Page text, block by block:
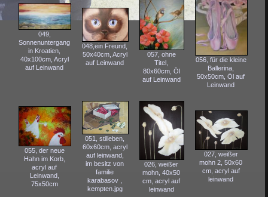
049,
Sonnenuntergang
in Kroatien,
40x100cm, Acryl
auf Leinwand
048,ein Freund,
50x40cm, Acryl
auf Leinwand
057, ohne
Titel,
80x60cm, Öl
auf Leinwand
056, für die kleine
Ballerina,
50x50cm, Öl auf
Leinwand
055, der neue
Hahn im Korb,
acryl auf
Leinwand,
75x50cm
051, stilleben,
60x60cm, acryl
auf leinwand,
im besitz von
familie
karabasov ,
kempten.jpg
026, weißer
mohn, 40x50
cm, acryl auf
leinwand
027, weißer
mohn 2, 50x60
cm, acryl auf
leinwand